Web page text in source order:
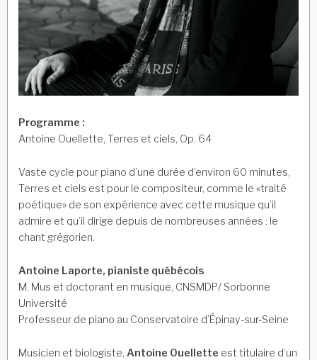
Programme :
Antoine Ouellette, Terres et ciels, Op. 64
Vaste cycle pour piano d’une durée d’environ 60 minutes,
Terres et ciels est pour le compositeur, comme le «traité
poétique» de son expérience avec cette musique qu’il
admire et qu’il dirige depuis de nombreuses années : le
chant grégorien.
Antoine Laporte, pianiste québécois
M. Mus et doctorant en musique, CNSMDP/ Sorbonne
Université
Professeur de piano au Conservatoire d’Épinay-sur-Seine
Musicien et biologiste, Antoine Ouellette est titulaire d’un